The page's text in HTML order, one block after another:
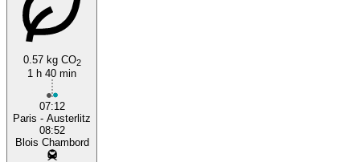
0.57 kg CO2
1 h 40 min
07:12
Paris - Austerlitz
08:52
Blois Chambord